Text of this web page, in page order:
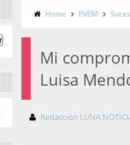
Home PVEM
Mi
Luisa
Redacción LUNA